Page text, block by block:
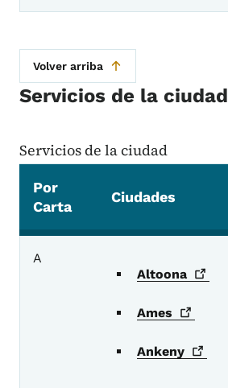
Volver arriba
Servicios de la ciudad
Servicios de la ciudad
Por
Carta
Ciudades
A
Altoona
Ames
Ankeny